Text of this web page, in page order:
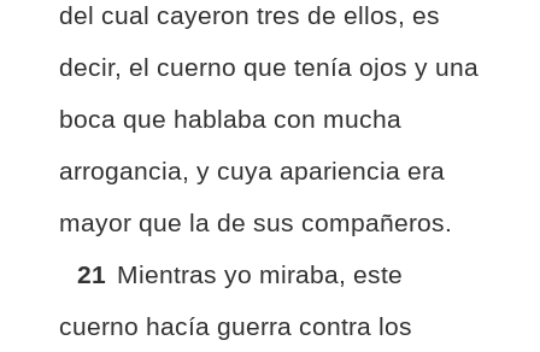
del cual cayeron tres de ellos, es
decir, el cuerno que tenía ojos y una
boca que hablaba con mucha
arrogancia, y cuya apariencia era
mayor que la de sus compañeros.
21 Mientras yo miraba, este
cuerno hacía guerra contra los